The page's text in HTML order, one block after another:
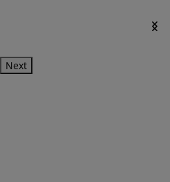
Next